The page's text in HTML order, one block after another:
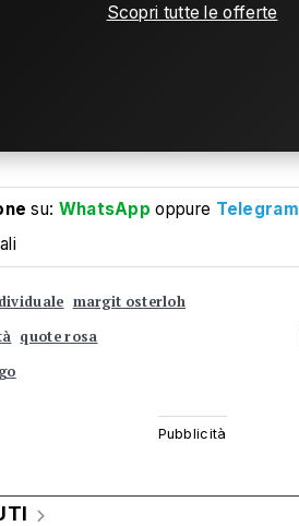
Scopri tutte le offerte
su: WhatsApp oppure Telegram
margit osterloh
quote rosa